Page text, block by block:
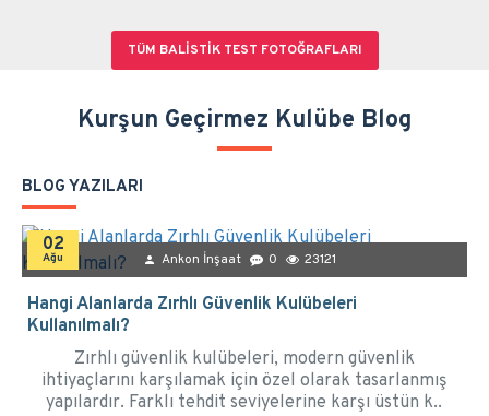
TÜM BALISTIK TEST FOTOĞRAFLARI
Kurşun Geçirmez Kulübe Blog
BLOG YAZILARI
02
Ağu Ankon İnşaat 0 23121
Hangi Alanlarda Zırhlı Güvenlik Kulübeleri
Kullanılmalı?
Zırhlı güvenlik kulübeleri, modern güvenlik
ihtiyaçlarını karşılamak için özel olarak tasarlanmış
yapılardır. Farklı tehdit seviyelerine karşı üstün k..